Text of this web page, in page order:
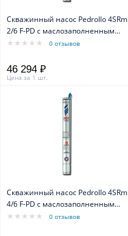
Скважинный насос Pedrollo 4SRm
2/6 F-PD с маслозаполненным
двигателем 4PD0 отзывов
46 294 ₽
Цена за 1 шт.
Скважинный насос Pedrollo 4SRm
4/6 F-PD с маслозаполненным
двигателем 4PD0 отзывов